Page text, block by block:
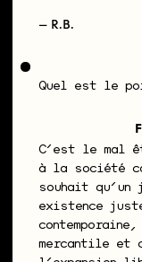
– R.B.
Quel est le
C’est le mal
à la société
souhait qu’un
existence
mercantile et